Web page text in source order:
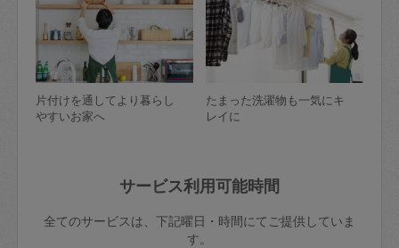
片付けを通してより暮らし
やすいお家へ
たまった洗濯物も一気にキ
レイに
サービス利用可能時間
全てのサービスは、下記曜日・時間にてご提供していま
す。